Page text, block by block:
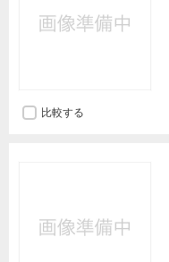
比較する